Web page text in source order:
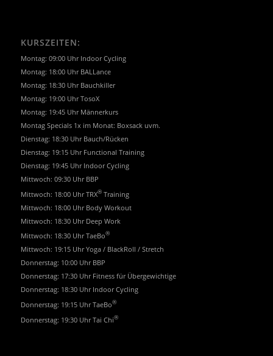
KURSZEITEN:
Montag: 09:00 Uhr Indoor Cycling
Montag: 18:00 Uhr BALLance
Montag: 18:30 Uhr Bauchkiller
Montag: 19:00 Uhr TosoX
Montag: 19:45 Uhr Männerkurs
Montag Specials 1x im Monat: Boxsack uvm.
Dienstag: 18:30 Uhr Bauch/Rücken
Dienstag: 19:15 Uhr Functional Training
Dienstag: 19:45 Uhr Indoor Cycling
Mittwoch: 09:30 Uhr BBP
Mittwoch: 18:00 Uhr TRX®Training
Mittwoch: 18:00 Uhr Body Workout
Mittwoch: 18:30 Uhr Deep Work
Mittwoch: 18:30 Uhr TaeBo®
Mittwoch: 19:15 Uhr Yoga / BlackRoll / Stretch
Donnerstag: 10:00 Uhr BBP
Donnerstag: 17:30 Uhr Fitness für Übergewichtige
Donnerstag: 18:30 Uhr Indoor Cycling
Donnerstag: 19:15 Uhr TaeBo®
Donnerstag: 19:30 Uhr Tai Chi®